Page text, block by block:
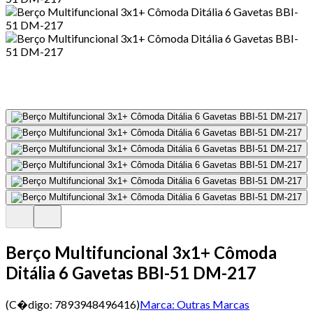
Berço Multifuncional 3x1+ Cômoda
Ditália 6 Gavetas BBI-51 DM-217
(C�digo: 7893948496416)Marca: Outras Marcas